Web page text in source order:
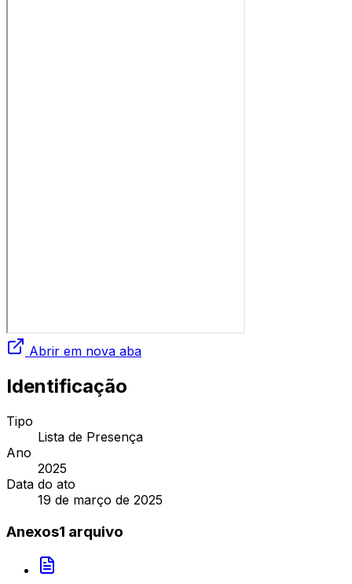
Abrir em nova aba
Identificação
Tipo
Lista de Presença
Ano
2025
Data do ato
19 de março de 2025
Anexos1 arquivo